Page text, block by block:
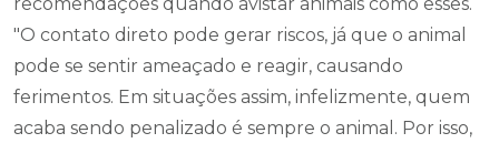
recomendações quando avistar animais como esses.
"O contato direto pode gerar riscos, já que o animal
pode se sentir ameaçado e reagir, causando
ferimentos. Em situações assim, infelizmente, quem
acaba sendo penalizado é sempre o animal. Por isso,